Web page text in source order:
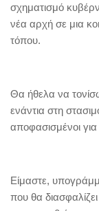
σχηματισμό
νέα αρχή σε μια
τόπου.
Θα ήθελα να
ενάντια στη
αποφασισμένοι
Είμαστε,
που θα